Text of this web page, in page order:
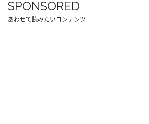
SPONSORED
あわせて読みたいコンテンツ